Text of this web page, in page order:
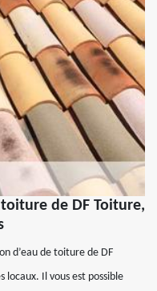
de DF Toiture,
d’eau de toiture de DF
locaux. Il vous est possible